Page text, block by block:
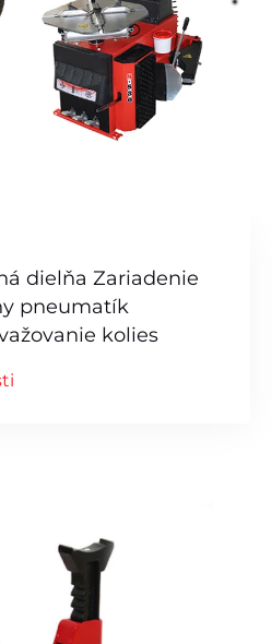
dielňa Zariadenie
pneumatík
kolies